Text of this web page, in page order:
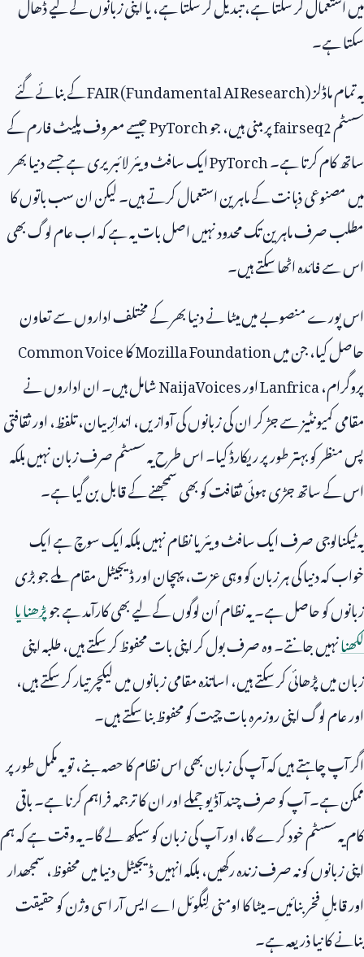
سکتا ہے۔
یہ تمام ماڈلزFAIR (Fundamental AI Research)کے بنائے گئے
سسٹمfairseq2پر مبنی ہیں، جوPyTorchجیسے معروف پلیٹ فارم کے
ساتھ کام کرتا ہے۔PyTorchایک سافٹ ویئر لائبریری ہے جسے دنیا بھر
میں مصنوعی ذہانت کے ماہرین استعمال کرتے ہیں۔ لیکن ان سب باتوں کا
مطلب صرف ماہرین تک محدود نہیں اصل بات یہ ہے کہ اب عام لوگ بھی
اس سے فائدہ اٹھا سکتے ہیں۔
اس پورے منصوبے میں میٹا نے دنیا بھر کے مختلف اداروں سے تعاون
حاصل کیا، جن میںMozilla FoundationکاCommon Voice
پروگرام،LanfricaاورNaijaVoicesشامل ہیں۔ ان اداروں نے
مقامی کمیونٹیز سے جڑ کر ان کی زبانوں کی آوازیں، اندازِ بیان، تلفظ، اور ثقافتی
پس منظر کو بہتر طور پر ریکارڈ کیا۔ اس طرح یہ سسٹم صرف زبان نہیں بلکہ
اس کے ساتھ جڑی ہوئی ثقافت کو بھی سمجھنے کے قابل بن گیا ہے۔
یہ ٹیکنالوجی صرف ایک سافٹ ویئر یا نظام نہیں بلکہ ایک سوچ ہے ایک
خواب کہ دنیا کی ہر زبان کو وہی عزت، پہچان اور ڈیجیٹل مقام ملے جو بڑی
زبانوں کو حاصل ہے۔ یہ نظام اُن لوگوں کے لیے بھی کارآمد ہے جوپڑھنا یا
لکھنانہیں جانتے۔ وہ صرف بول کر اپنی بات محفوظ کر سکتے ہیں، طلبہ اپنی
زبان میں پڑھائی کر سکتے ہیں، اساتذہ مقامی زبانوں میں لیکچر تیار کر سکتے ہیں،
اور عام لوگ اپنی روزمرہ بات چیت کو محفوظ بنا سکتے ہیں۔
اگر آپ چاہتے ہیں کہ آپ کی زبان بھی اس نظام کا حصہ بنے، تو یہ مکمل طور پر
ممکن ہے۔ آپ کو صرف چند آڈیو جملے اور ان کا ترجمہ فراہم کرنا ہے۔ باقی
کام یہ سسٹم خود کرے گا، اور آپ کی زبان کو سیکھ لے گا۔ یہ وقت ہے کہ ہم
اپنی زبانوں کو نہ صرف زندہ رکھیں، بلکہ انہیں ڈیجیٹل دنیا میں محفوظ، سمجھدار
اور قابلِ فخر بنائیں۔ میٹا کا اومنی لِنگوئل اے ایس آر اسی وژن کو حقیقت
بنانے کا نیا ذریعہ ہے۔